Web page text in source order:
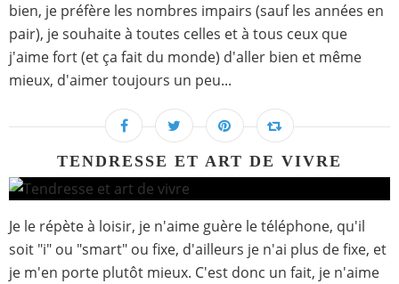
bien, je préfère les nombres impairs (sauf les années en
pair), je souhaite à toutes celles et à tous ceux que
j'aime fort (et ça fait du monde) d'aller bien et même
mieux, d'aimer toujours un peu...
TENDRESSE ET ART DE VIVRE
Je le répète à loisir, je n'aime guère le téléphone, qu'il
soit "i" ou "smart" ou fixe, d'ailleurs je n'ai plus de fixe, et
je m'en porte plutôt mieux. C'est donc un fait, je n'aime